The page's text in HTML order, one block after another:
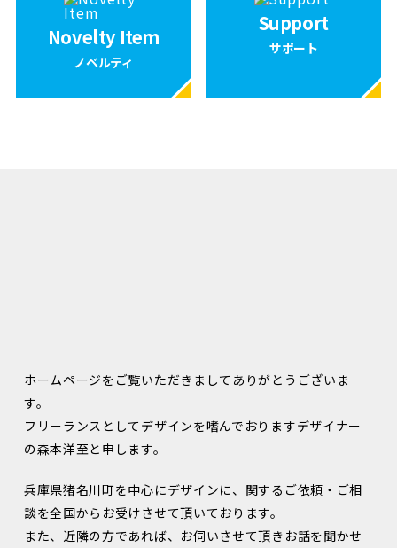
Novelty Item
ノベルティ
Support
サポート
ホームページをご覧いただきましてありがとうございま
す。
フリーランスとしてデザインを嗜んでおりますデザイナー
の森本洋至と申します。
兵庫県猪名川町を中心にデザインに、関するご依頼・ご相
談を全国からお受けさせて頂いております。
また、近隣の方であれば、お伺いさせて頂きお話を聞かせ